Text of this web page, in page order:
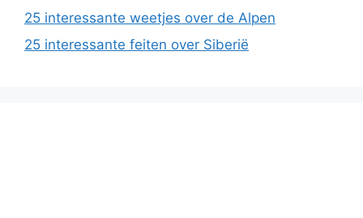
25 interessante weetjes over de Alpen
25 interessante feiten over Siberië